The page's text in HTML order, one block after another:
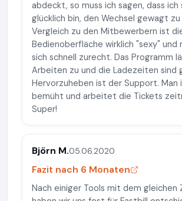
abdeckt, so muss ich sagen, dass ich
glücklich bin, den Wechsel gewagt zu
Vergleich zu den Mitbewerbern ist
Bedienoberfläche wirklich "sexy" und
sich schnell zurecht. Das Programm
Arbeiten zu und die Ladezeiten sind
Hervorzuheben ist der Support. Man
bemüht und arbeitet die Tickets
Super!
Björn M.05.06.2020
Fazit nach 6 Monaten
Nach einiger Tools mit dem gleichen